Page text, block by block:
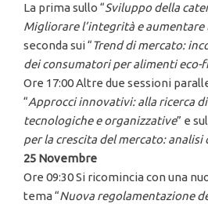
La prima sullo “Sviluppo della
Migliorare l’integrità e
seconda sui “Trend di mercato:
dei consumatori per alimenti eco-
Ore 17:00 Altre due sessioni
“Approcci innovativi: alla ricerca
tecnologiche e organizzative” e
per la crescita del mercato:
25 Novembre
Ore 09:30 Si ricomincia con una
tema “Nuova regolamentazione